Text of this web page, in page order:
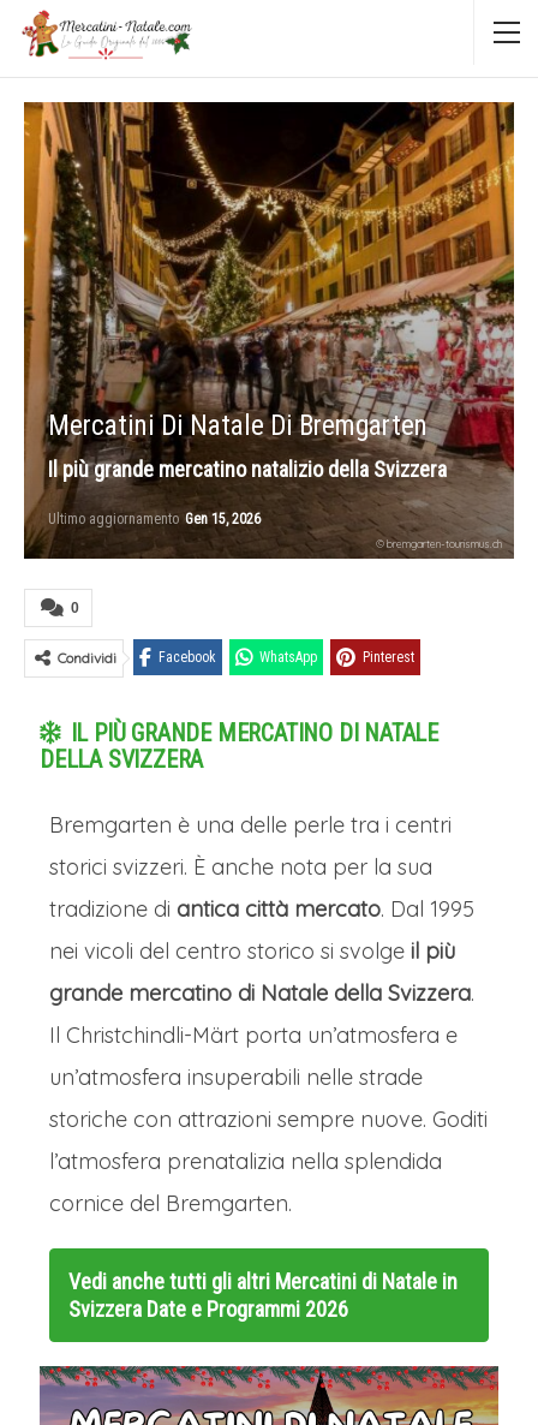
Mercatini Di Natale Di Bremgarten
Il più grande mercatino natalizio della Svizzera
Ultimo aggiornamento Gen 15, 2026
© bremgarten-tourismus.ch
0
Condividi Facebook WhatsApp Pinterest
IL PIÙ GRANDE MERCATINO DI NATALE
DELLA SVIZZERA
Bremgarten è una delle perle tra i centri
storici svizzeri. È anche nota per la sua
tradizione di antica città mercato. Dal 1995
nei vicoli del centro storico si svolge il più
grande mercatino di Natale della Svizzera.
Il Christchindli-Märt porta un’atmosfera e
un’atmosfera insuperabili nelle strade
storiche con attrazioni sempre nuove. Goditi
l’atmosfera prenatalizia nella splendida
cornice del Bremgarten.
Vedi anche tutti gli altri Mercatini di Natale in
Svizzera Date e Programmi 2026